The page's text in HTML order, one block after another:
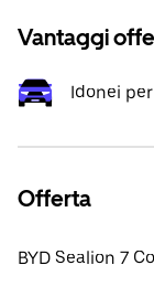
Vantaggi
Idonei
Offerta
BYD Sealion 7